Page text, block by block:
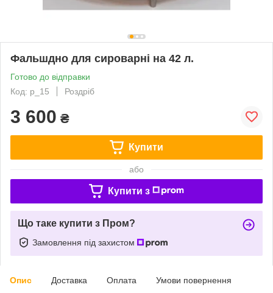
Фальшдно для сироварні на 42 л.
Готово до відправки
Код: p_15
Роздріб
3 600 ₴
Купити
або
Купити з
Що таке купити з Пром?
Замовлення під захистом
Опис Доставка Оплата Умови повернення